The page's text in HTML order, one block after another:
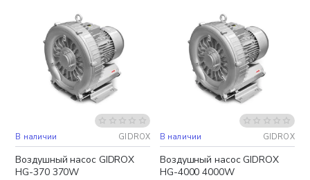
Бесплатная доставка
В наличии GIDROX
Воздушный насос GIDROX
HG-370 370W
Бесплатная доставка
В наличии GIDROX
Воздушный насос GIDROX
HG-4000 4000W